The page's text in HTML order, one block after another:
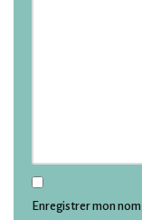
Enregistrer mon